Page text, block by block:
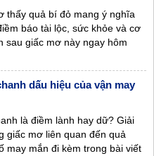
thấy quả bí đỏ mang ý nghĩa
báo tài lộc, sức khỏe và cơ
sau giấc mơ này ngay hôm
dấu hiệu của vận may
là điềm lành hay dữ? Giải
giấc mơ liên quan đến quả
may mắn đi kèm trong bài viết